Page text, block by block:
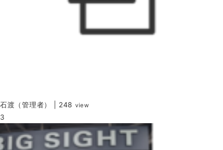
石渡（管理者） 248 view
3